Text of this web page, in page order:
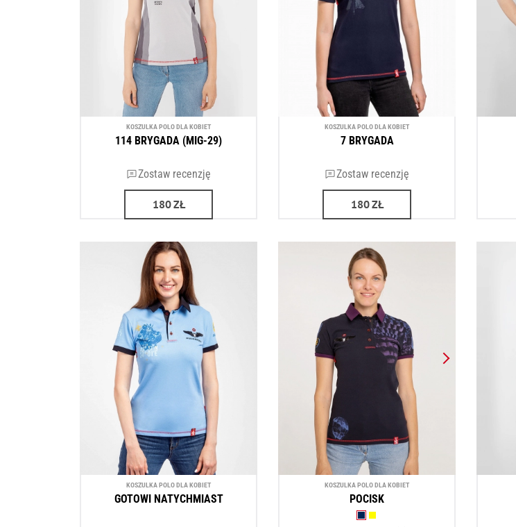
KOSZULKA POLO DLA KOBIET
114 BRYGADA (MIG-29)
Zostaw recenzję
180ZŁ
KOSZULKA POLO DLA KOBIET
7 BRYGADA
Zostaw recenzję
180ZŁ
KOSZULKA POLO DLA KOBIET
GOTOWI NATYCHMIAST
KOSZULKA POLO DLA KOBIET
POCISK